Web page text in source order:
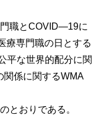
職とCOVID―19に
療専門職の日とする
平な世界的配分に関
関係に関するWMA
とおりである。